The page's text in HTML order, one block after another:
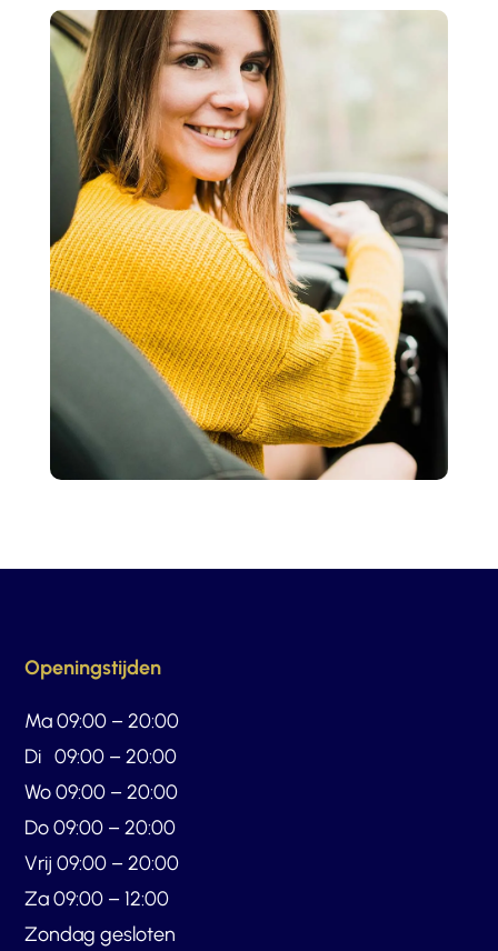
Openingstijden
Ma 09:00 – 20:00
Di 09:00 – 20:00
Wo 09:00 – 20:00
Do 09:00 – 20:00
Vrij 09:00 – 20:00
Za 09:00 – 12:00
Zondag gesloten